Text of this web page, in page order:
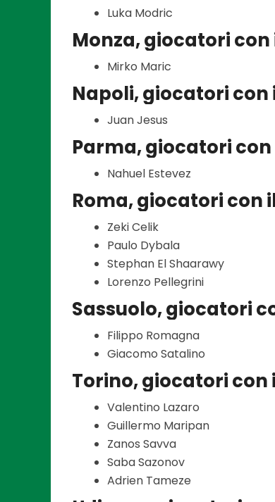
Luka Modric
Monza, giocatori
Mirko Maric
Napoli, giocatori
Juan Jesus
Parma, giocatori
Nahuel Estevez
Roma, giocatori
Zeki Celik
Paulo Dybala
Stephan El Shaarawy
Lorenzo Pellegrini
Sassuolo, giocatori
Filippo Romagna
Giacomo Satalino
Torino, giocatori
Valentino Lazaro
Guillermo Maripan
Zanos Savva
Saba Sazonov
Adrien Tameze